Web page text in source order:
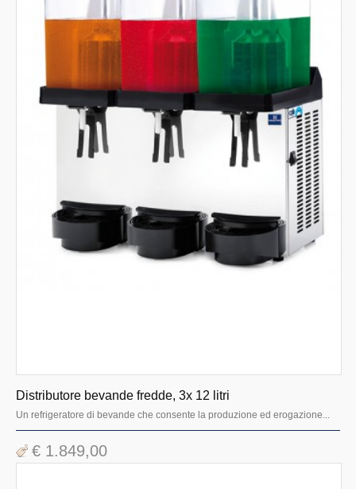
Distributore bevande fredde, 3x 12 litri
Un refrigeratore di bevande che consente la produzione ed erogazione...
€ 1.849,00